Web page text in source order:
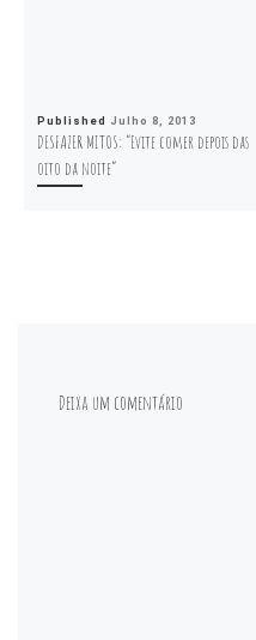
Published Julho 8, 2013
DESFAZER MITOS: “Evite comer depois das
oito da noite”
Deixa um comentário